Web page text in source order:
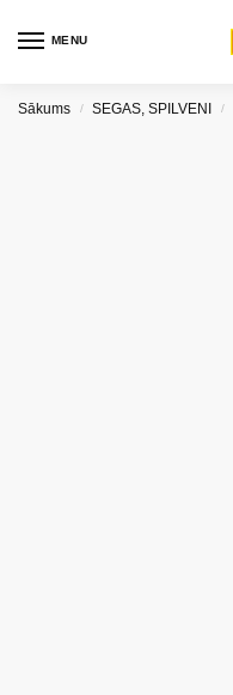
MENU
Sākums / SEGAS, SPILVENI /